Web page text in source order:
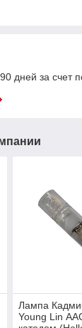
дней за счет
Лампа
Young Lin